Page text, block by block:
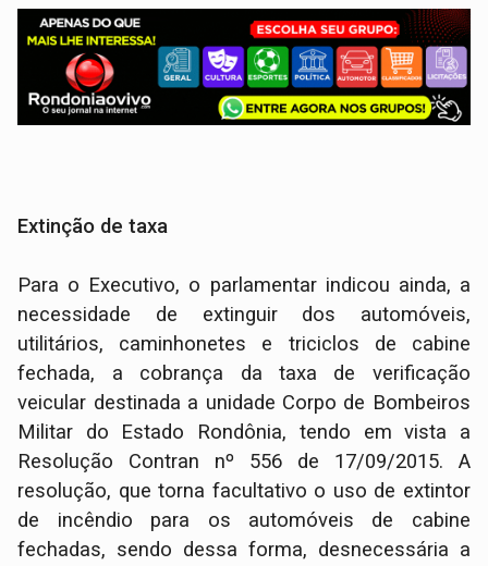
Extinção de taxa
Para o Executivo, o parlamentar indicou ainda, a
necessidade de extinguir dos automóveis,
utilitários, caminhonetes e triciclos de cabine
fechada, a cobrança da taxa de verificação
veicular destinada a unidade Corpo de Bombeiros
Militar do Estado Rondônia, tendo em vista a
Resolução Contran nº 556 de 17/09/2015. A
resolução, que torna facultativo o uso de extintor
de incêndio para os automóveis de cabine
fechadas, sendo dessa forma, desnecessária a